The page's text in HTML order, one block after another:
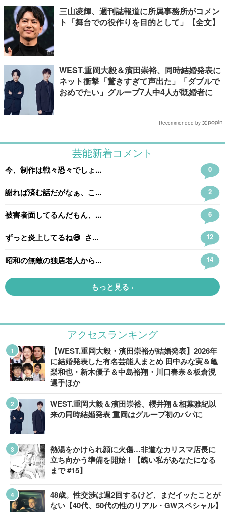
三山凌輝、週刊誌報道に所属事務所がコメン
ト「舞台での役作りを目的として」【全文】
WEST.重岡大毅＆濱田崇裕、同時結婚発表に
ネット衝撃「驚きすぎて声出た」「ダブルで
おめでたい」グループ7人中4人が既婚者に
Recommended by
アクセスランキング
【WEST.重岡大毅・濱田崇裕が結婚発表】2026年
に結婚発表した有名芸能人まとめ 田中みな実＆亀
梨和也・新木優子＆中島裕翔・川口春奈＆板倉滉
選手ほか
WEST.重岡大毅＆濱田崇裕、櫻井翔＆相葉雅紀以
来の同時結婚発表 重岡はグループ初のパパに
熱湯をかけられ顔に火傷…非道なカリスマ店長に
立ち向かう準備を開始！【醜い私があなたになる
まで #15】
48歳。性交渉は週2回するけど、まだイッたことが
ない【40代、50代の性のリアル・GWスペシャル】